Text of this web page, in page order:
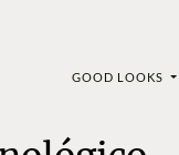
GOOD LOOKS